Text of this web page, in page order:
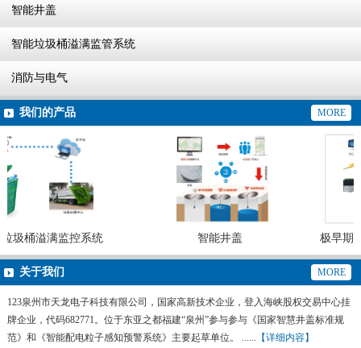
智能井盖
智能垃圾桶溢满监管系统
消防与电气
我们的产品 MORE
圾桶溢满监控系统 智能井盖 极早期
关于我们 MORE
123泉州市天龙电子科技有限公司，国家高新技术企业，登入海峡股权交易中心挂
牌企业，代码682771。位于东亚之都福建“泉州”参与参与《国家智慧井盖标准规
范》和《智能配电粒子感知预警系统》主要起草单位。 ...... 【详细内容】